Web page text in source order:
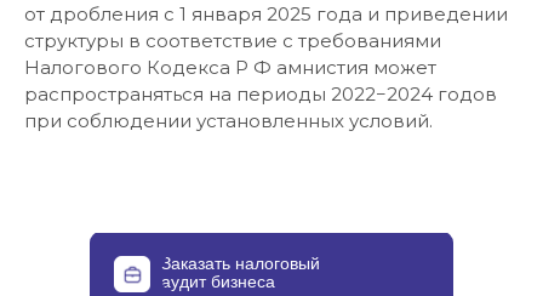
от дробления с 1 января 2025 года и приведении
структуры в соответствие с требованиями
Налогового Кодекса Р Ф амнистия может
распространяться на периоды 2022−2024 годов
при соблюдении установленных условий.
Заказать налоговый
аудит бизнеса